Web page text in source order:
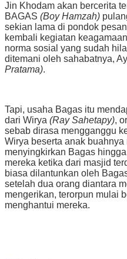
Jin Khodam akan bercerita
BAGAS (Boy Hamzah)
sekian lama di pondok
kembali kegiatan
norma sosial yang sudah
ditemani oleh sahabatnya,
Pratama).
Tapi, usaha Bagas itu
dari Wirya (Ray Sahetapy),
sebab dirasa mengganggu
Wirya beserta anak
menyingkirkan Bagas
mereka ketika dari masjid
biasa dilantunkan oleh
setelah dua orang diantara
mengerikan, terorpun mulai
menghantui mereka.